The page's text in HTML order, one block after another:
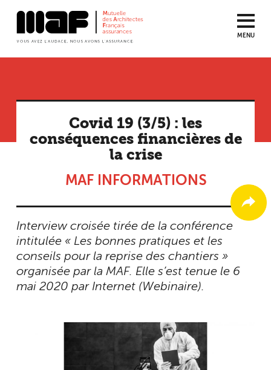
MENU
Covid 19 (3/5) : les
conséquences financières de
la crise
MAF INFORMATIONS
Interview croisée tirée de la conférence
intitulée « Les bonnes pratiques et les
conseils pour la reprise des chantiers »
organisée par la MAF. Elle s’est tenue le 6
mai 2020 par Internet (Webinaire).